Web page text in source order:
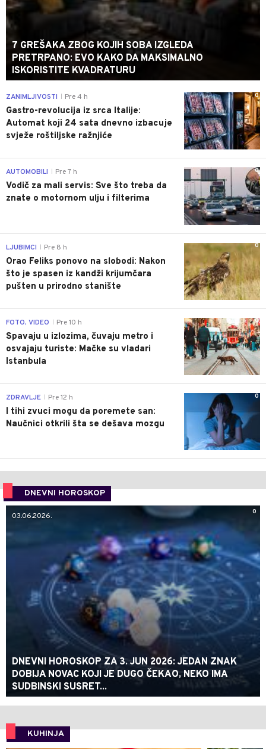
7 GREŠAKA ZBOG KOJIH SOBA IZGLEDA
PRETRPANO: EVO KAKO DA MAKSIMALNO
ISKORISTITE KVADRATURU
0
ZANIMLJIVOSTI Pre 4 h
Gastro-revolucija iz srca Italije:
Automat koji 24 sata dnevno izbacuje
svježe roštiljske ražnjiće
0
AUTOMOBILI Pre 7 h
Vodič za mali servis: Sve što treba da
znate o motornom ulju i filterima
0
LJUBIMCI Pre 8 h
Orao Feliks ponovo na slobodi: Nakon
što je spasen iz kandži krijumčara
pušten u prirodno stanište
0
FOTO, VIDEO Pre 10 h
Spavaju u izlozima, čuvaju metro i
osvajaju turiste: Mačke su vladari
Istanbula
0
ZDRAVLJE Pre 12 h
I tihi zvuci mogu da poremete san:
Naučnici otkrili šta se dešava mozgu
DNEVNI HOROSKOP
0
03.06.2026.
DNEVNI HOROSKOP ZA 3. JUN 2026: JEDAN ZNAK
DOBIJA NOVAC KOJI JE DUGO ČEKAO, NEKO IMA
SUDBINSKI SUSRET...
KUHINJA